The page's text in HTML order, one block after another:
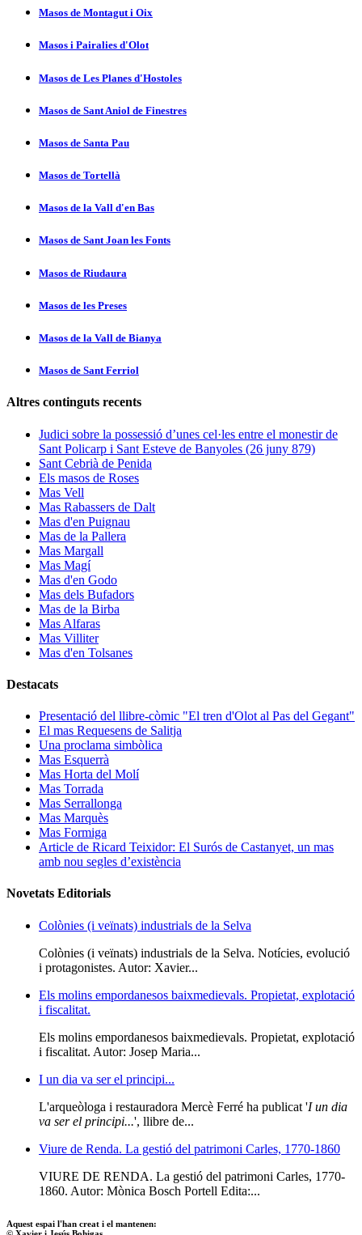
Masos de Montagut i Oix
Masos i Pairalies d'Olot
Masos de Les Planes d'Hostoles
Masos de Sant Aniol de Finestres
Masos de Santa Pau
Masos de Tortellà
Masos de la Vall d'en Bas
Masos de Sant Joan les Fonts
Masos de Riudaura
Masos de les Preses
Masos de la Vall de Bianya
Masos de Sant Ferriol
Altres continguts recents
Judici sobre la possessió d’unes cel·les entre el monestir de
Sant Policarp i Sant Esteve de Banyoles (26 juny 879)
Sant Cebrià de Penida
Els masos de Roses
Mas Vell
Mas Rabassers de Dalt
Mas d'en Puignau
Mas de la Pallera
Mas Margall
Mas Magí
Mas d'en Godo
Mas dels Bufadors
Mas de la Birba
Mas Alfaras
Mas Villiter
Mas d'en Tolsanes
Destacats
Presentació del llibre-còmic "El tren d'Olot al Pas del Gegant"
El mas Requesens de Salitja
Una proclama simbòlica
Mas Esquerrà
Mas Horta del Molí
Mas Torrada
Mas Serrallonga
Mas Marquès
Mas Formiga
Article de Ricard Teixidor: El Surós de Castanyet, un mas
amb nou segles d’existència
Novetats Editorials
Colònies (i veïnats) industrials de la Selva
Colònies (i veïnats) industrials de la Selva. Notícies, evolució
i protagonistes. Autor: Xavier...
Els molins empordanesos baixmedievals. Propietat, explotació
i fiscalitat.
Els molins empordanesos baixmedievals. Propietat, explotació
i fiscalitat. Autor: Josep Maria...
I un dia va ser el principi...
L'arqueòloga i restauradora Mercè Ferré ha publicat 'I un dia
va ser el principi...', llibre de...
Viure de Renda. La gestió del patrimoni Carles, 1770-1860
VIURE DE RENDA. La gestió del patrimoni Carles, 1770-
1860. Autor: Mònica Bosch Portell Edita:...
Aquest espai l'han creat i el mantenen: